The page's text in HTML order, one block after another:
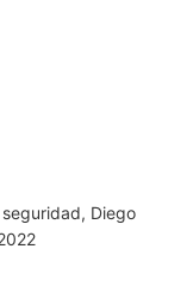
Diego